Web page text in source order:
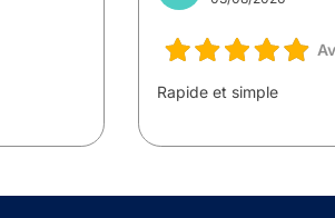
Rapide et simple